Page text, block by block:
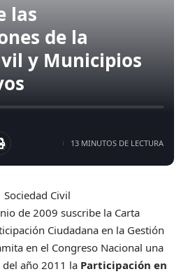
las
de la
y Municipios
13 MINUTOS DE LECTURA
de 2009 suscribe la Carta
Ciudadana en la Gestión
en el Congreso Nacional una
año 2011 la Participación en